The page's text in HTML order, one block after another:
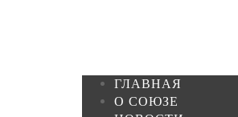
ГЛАВНАЯ
О СОЮЗЕ